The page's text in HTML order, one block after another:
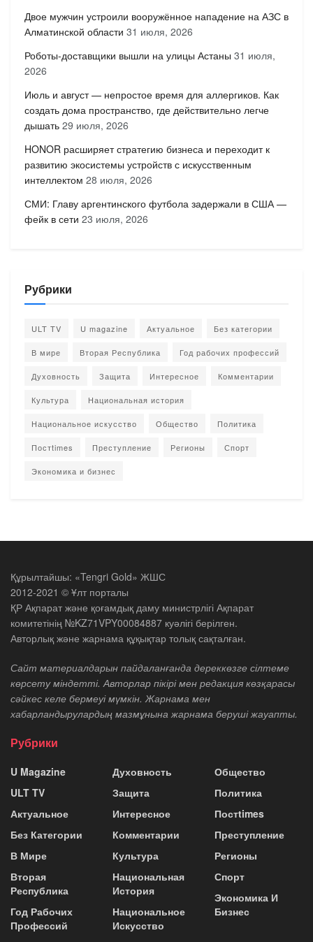
Двое мужчин устроили вооружённое нападение на АЗС в
Алматинской области 31 июля, 2026
Роботы-доставщики вышли на улицы Астаны 31 июля,
2026
Июль и август — непростое время для аллергиков. Как
создать дома пространство, где действительно легче
дышать 29 июля, 2026
HONOR расширяет стратегию бизнеса и переходит к
развитию экосистемы устройств с искусственным
интеллектом 28 июля, 2026
СМИ: Главу аргентинского футбола задержали в США —
фейк в сети 23 июля, 2026
Рубрики
ULT TV U magazine Актуальное Без категории
В мире Вторая Республика Год рабочих профессий
Духовность Защита Интересное Комментарии
Культура Национальная история
Национальное искусство Общество Политика
Постtimes Преступление Регионы Спорт
Экономика и бизнес
Құрылтайшы: «Tengri Gold» ЖШС
2012-2021 © Ұлт порталы
ҚР Ақпарат және қоғамдық даму министрлігі Ақпарат
комитетінің №KZ71VPY00084887 куәлігі берілген.
Авторлық және жарнама құқықтар толық сақталған.
Сайт материалдарын пайдаланғанда дереккөзге сілтеме
көрсету міндетті. Авторлар пікірі мен редакция көзқарасы
сәйкес келе бермеуі мүмкін. Жарнама мен
хабарландырулардың мазмұнына жарнама беруші жауапты.
Рубрики
U Magazine
ULT TV
Актуальное
Без Категории
В Мире
Вторая
Республика
Год Рабочих
Профессий
Духовность
Защита
Интересное
Комментарии
Культура
Национальная
История
Национальное
Искусство
Общество
Политика
Постtimes
Преступление
Регионы
Спорт
Экономика И
Бизнес